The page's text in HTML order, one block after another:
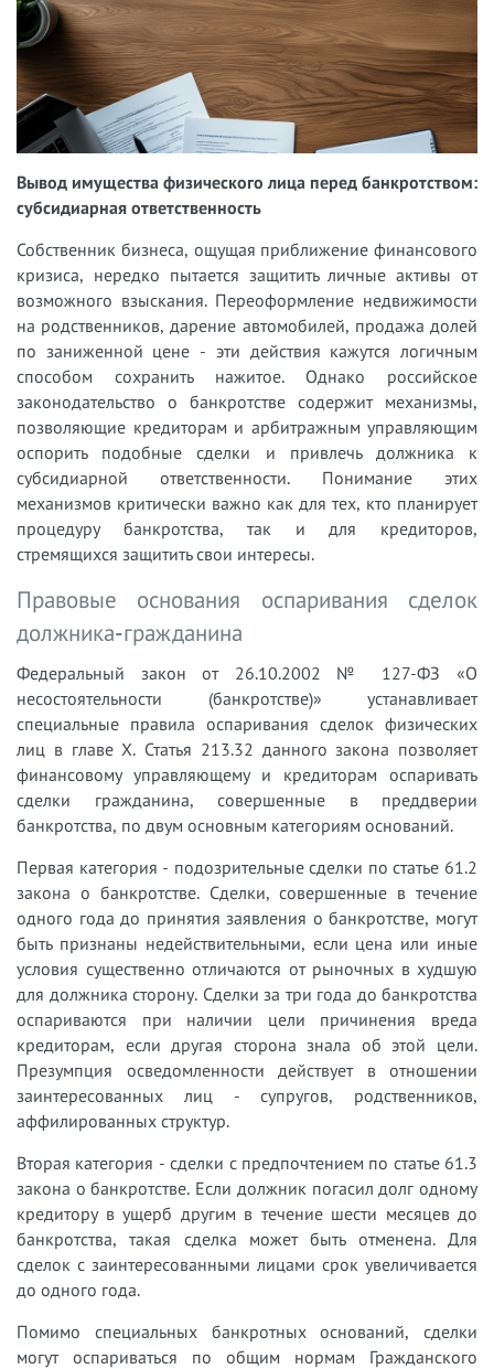
Вывод имущества физического лица перед банкротством:
субсидиарная ответственность
Собственник бизнеса, ощущая приближение финансового
кризиса, нередко пытается защитить личные активы от
возможного взыскания. Переоформление недвижимости
на родственников, дарение автомобилей, продажа долей
по заниженной цене - эти действия кажутся логичным
способом сохранить нажитое. Однако российское
законодательство о банкротстве содержит механизмы,
позволяющие кредиторам и арбитражным управляющим
оспорить подобные сделки и привлечь должника к
субсидиарной ответственности. Понимание этих
механизмов критически важно как для тех, кто планирует
процедуру банкротства, так и для кредиторов,
стремящихся защитить свои интересы.
Правовые основания оспаривания сделок
должника-гражданина
Федеральный закон от 26.10.2002 № 127-ФЗ «О
несостоятельности (банкротстве)» устанавливает
специальные правила оспаривания сделок физических
лиц в главе X. Статья 213.32 данного закона позволяет
финансовому управляющему и кредиторам оспаривать
сделки гражданина, совершенные в преддверии
банкротства, по двум основным категориям оснований.
Первая категория - подозрительные сделки по статье 61.2
закона о банкротстве. Сделки, совершенные в течение
одного года до принятия заявления о банкротстве, могут
быть признаны недействительными, если цена или иные
условия существенно отличаются от рыночных в худшую
для должника сторону. Сделки за три года до банкротства
оспариваются при наличии цели причинения вреда
кредиторам, если другая сторона знала об этой цели.
Презумпция осведомленности действует в отношении
заинтересованных лиц - супругов, родственников,
аффилированных структур.
Вторая категория - сделки с предпочтением по статье 61.3
закона о банкротстве. Если должник погасил долг одному
кредитору в ущерб другим в течение шести месяцев до
банкротства, такая сделка может быть отменена. Для
сделок с заинтересованными лицами срок увеличивается
до одного года.
Помимо специальных банкротных оснований, сделки
могут оспариваться по общим нормам Гражданского